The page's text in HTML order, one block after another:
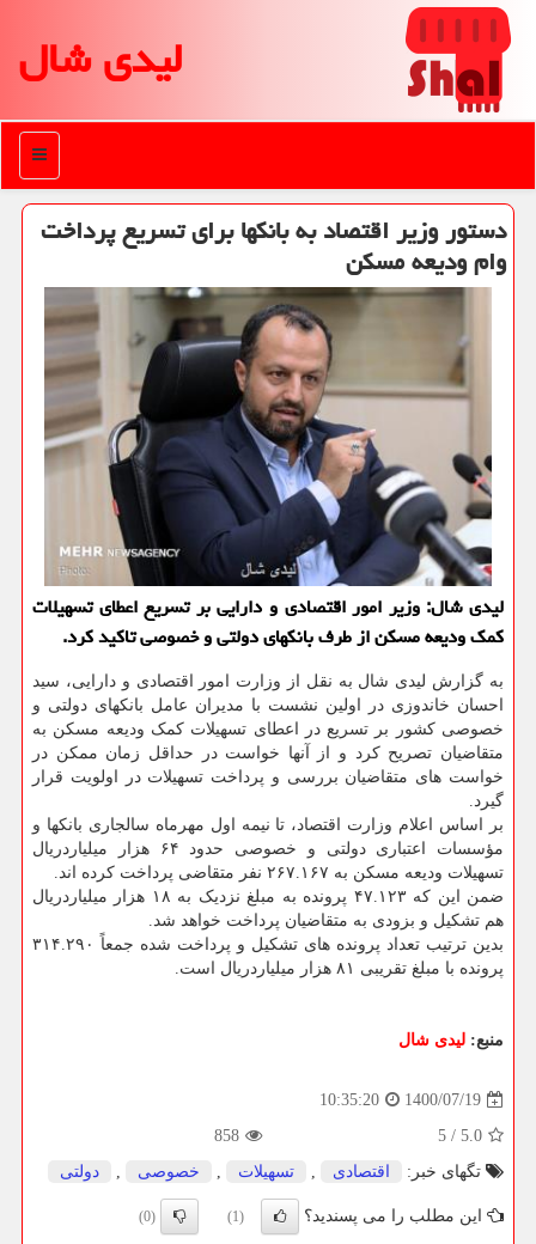
لیدی شال
منو
دستور وزیر اقتصاد به بانکها برای تسریع پرداخت
وام ودیعه مسکن
لیدی شال: وزیر امور اقتصادی و دارایی بر تسریع اعطای تسهیلات
کمک ودیعه مسکن از طرف بانکهای دولتی و خصوصی تاکید کرد.
به گزارش لیدی شال به نقل از وزارت امور اقتصادی و دارایی، سید
احسان خاندوزی در اولین نشست با مدیران عامل بانکهای دولتی و
خصوصی کشور بر تسریع در اعطای تسهیلات کمک ودیعه مسکن به
متقاضیان تصریح کرد و از آنها خواست در حداقل زمان ممکن در
خواست های متقاضیان بررسی و پرداخت تسهیلات در اولویت قرار
گیرد.
بر اساس اعلام وزارت اقتصاد، تا نیمه اول مهرماه سالجاری بانکها و
مؤسسات اعتباری دولتی و خصوصی حدود ۶۴ هزار میلیاردریال
تسهیلات ودیعه مسکن به ۲۶۷.۱۶۷ نفر متقاضی پرداخت کرده اند.
ضمن این که ۴۷.۱۲۳ پرونده به مبلغ نزدیک به ۱۸ هزار میلیاردریال
هم تشکیل و بزودی به متقاضیان پرداخت خواهد شد.
بدین ترتیب تعداد پرونده های تشکیل و پرداخت شده جمعاً ۳۱۴.۲۹۰
پرونده با مبلغ تقریبی ۸۱ هزار میلیاردریال است.
منبع: لیدی شال
1400/07/19
10:35:20
5.0
/
5
858
تگهای خبر:
اقتصادی , تسهیلات , خصوصی , دولتی
این مطلب را می پسندید؟ (1)
(0)